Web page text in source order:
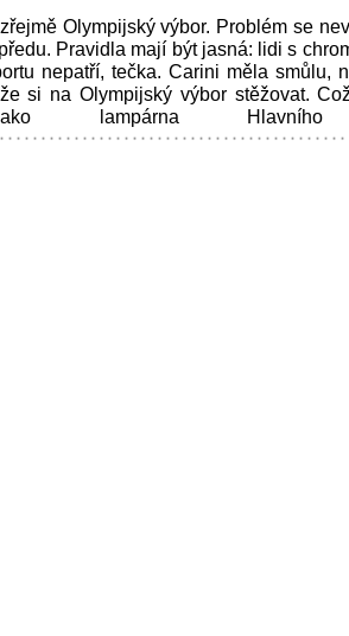
Olympijský výbor. Problém se
Pravidla mají být jasná: lidi s
nepatří, tečka. Carini měla smůlu,
si na Olympijský výbor stěžovat.
lampárna Hlavního